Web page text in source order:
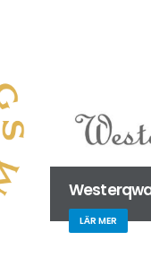
LÄR MER